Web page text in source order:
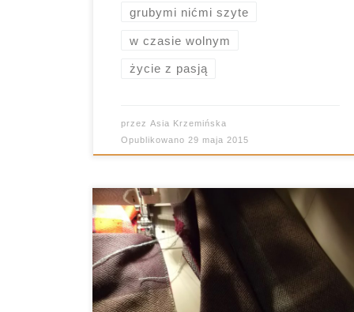
grubymi nićmi szyte
w czasie wolnym
życie z pasją
przezAsia Krzemińska
Opublikowano 29 maja 2015
O tym, że warto mieć pasję wiadomo nie
od dziś. O tym, co jest moją pasją,
również nie muszę chyba nikomu
przypominać. Pisałam o tym już nie raz.
Jak się okazuje, jest to temat rzeka i